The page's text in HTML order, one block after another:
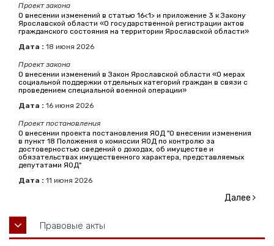
Проект закона
О внесении изменений в статью 16<1> и приложение 3 к Закону
Ярославской области «О государственной регистрации актов
гражданского состояния на территории Ярославской области»
Дата : 18 июня 2026
Проект закона
О внесении изменений в Закон Ярославской области «О мерах
социальной поддержки отдельных категорий граждан в связи с
проведением специальной военной операции»
Дата : 16 июня 2026
Проект постановления
О внесении проекта постановления ЯОД "О внесении изменения
в пункт 18 Положения о комиссии ЯОД по контролю за
достоверностью сведений о доходах, об имуществе и
обязательствах имущественного характера, представляемых
депутатами ЯОД"
Дата : 11 июня 2026
Далее
Правовые акты